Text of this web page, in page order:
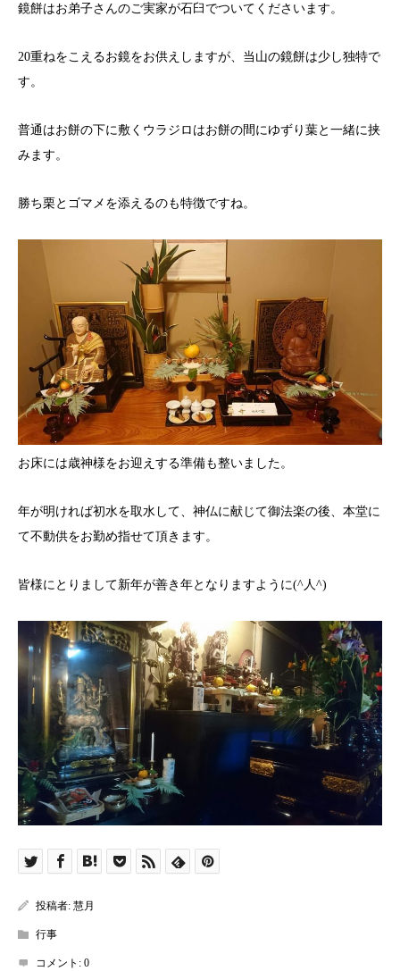
鏡餅はお弟子さんのご実家が石臼でついてくださいます。
20重ねをこえるお鏡をお供えしますが、当山の鏡餅は少し独特で
す。
普通はお餅の下に敷くウラジロはお餅の間にゆずり葉と一緒に挟
みます。
勝ち栗とゴマメを添えるのも特徴ですね。
お床には歳神様をお迎えする準備も整いました。
年が明ければ初水を取水して、神仏に献じて御法楽の後、本堂に
て不動供をお勤め指せて頂きます。
皆様にとりまして新年が善き年となりますように(^人^)
投稿者: 慧月
行事
コメント: 0